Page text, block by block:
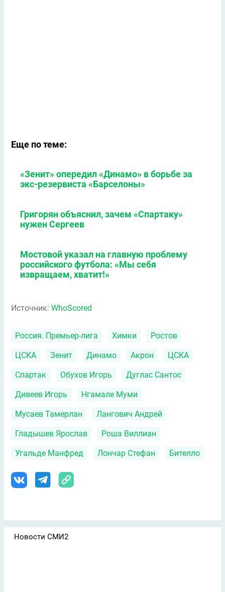
Еще по теме:
«Зенит» опередил «Динамо» в борьбе за
экс-резервиста «Барселоны»
Григорян объяснил, зачем «Спартаку»
нужен Сергеев
Мостовой указал на главную проблему
российского футбола: «Мы себя
извращаем, хватит!»
Источник: WhoScored
Россия. Премьер-лига Химки Ростов
ЦСКА Зенит Динамо Акрон ЦСКА
Спартак Обухов Игорь Дуглас Сантос
Дивеев Игорь Нгамале Муми
Мусаев Тамерлан Лангович Андрей
Гладышев Ярослав Роша Виллиан
Угальде Манфред Лончар Стефан Бителло
Новости СМИ2